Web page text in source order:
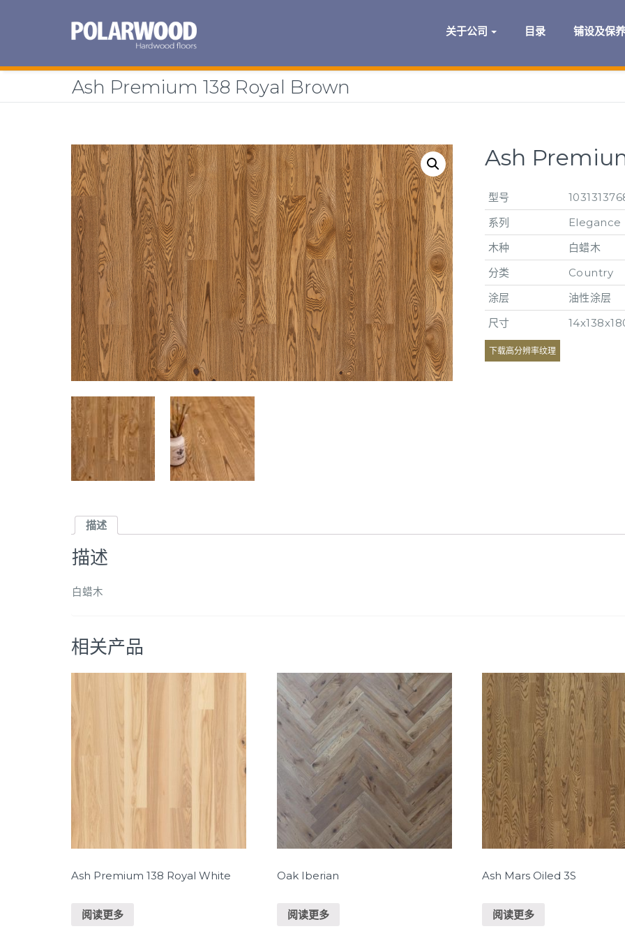
关于公司 目录 铺设及保养
Ash Premium 138 Royal Brown
Ash
型号
系列
Elegance
木种
白蜡木
分类
Country
涂层
油性涂层
尺寸
下载高分辨率纹理
描述
描述
白蜡木
相关产品
Ash Premium 138 Royal White
阅读更多
Oak Iberian
阅读更多
Ash Mars Oiled 3S
阅读更多